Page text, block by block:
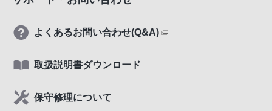
よくあるお問い合わせ(Q&A)
取扱説明書ダウンロード
保守修理について